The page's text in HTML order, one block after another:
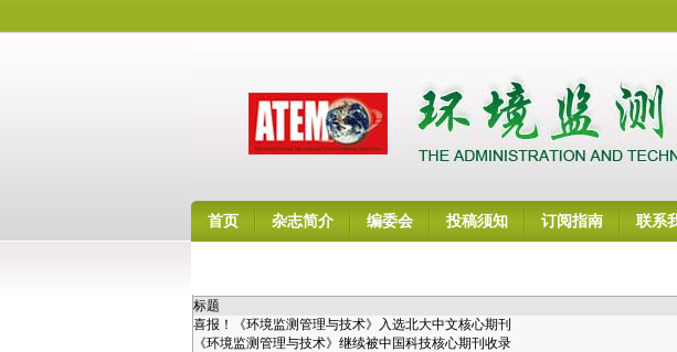
首页 杂志简介 编委会 投稿须知 订阅指南 联系
标题
喜报！《环境监测管理与技术》入选北大中文核心期刊
《环境监测管理与技术》继续被中国科技核心期刊收录